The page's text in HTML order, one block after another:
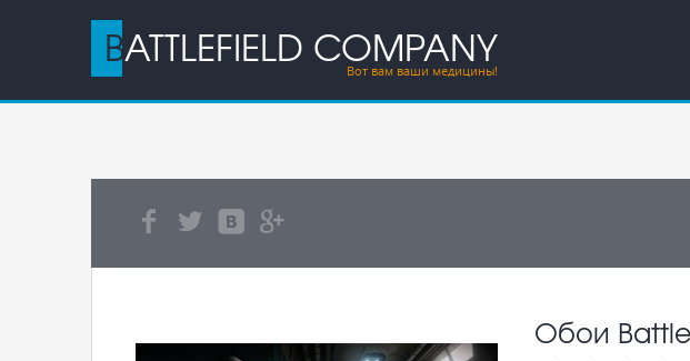
BATTLEFIELD COMPANY
Вот вам ваши медицины!
Обои